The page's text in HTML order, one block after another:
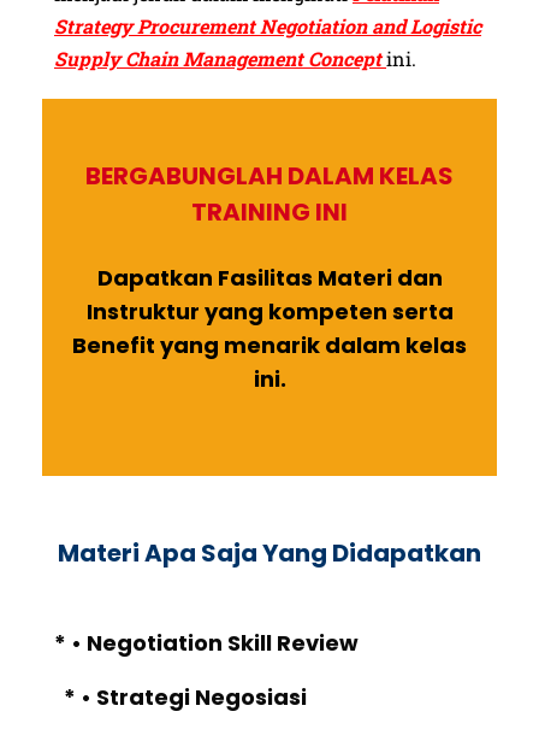
Strategy Procurement Negotiation and Logistic
Supply Chain Management Conceptini.
BERGABUNGLAH DALAM KELAS
TRAINING INI
Dapatkan Fasilitas Materi dan
Instruktur yang kompeten serta
Benefit yang menarik dalam kelas
ini.
Materi Apa Saja Yang Didapatkan
* • Negotiation Skill Review
* • Strategi Negosiasi